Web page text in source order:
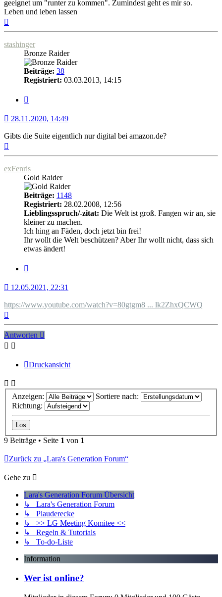
geeignet um "runter zu kommen". Zumindest geht es mir so.
Leben und leben lassen
stashinger
Bronze Raider
Beiträge: 38
Registriert: 03.03.2013, 14:15
28.11.2020, 14:49
Gibts die Suite eigentlich nur digital bei amazon.de?
exFenris
Gold Raider
Beiträge: 1148
Registriert: 28.02.2008, 12:56
Lieblingsspruch/-zitat: Die Welt ist groß. Fangen wir an, sie
kleiner zu machen.
Ich hing an Fäden, doch jetzt bin frei!
Ihr wollt die Welt beschützen? Aber Ihr wollt nicht, dass sich
etwas ändert!
12.05.2021, 22:31
https://www.youtube.com/watch?v=80gtgm8 ... lk2ZhxQCWQ
Antworten
Druckansicht
Anzeigen:
Sortiere nach:
Richtung:
9 Beiträge • Seite 1 von 1
Zurück zu „Lara's Generation Forum“
Gehe zu
Lara's Generation Forum Übersicht
↳ Lara's Generation Forum
↳ Plauderecke
↳ >> LG Meeting Komitee <<
↳ Regeln & Tutorials
↳ To-do-Liste
Information
Wer ist online?